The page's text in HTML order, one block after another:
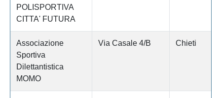
POLISPORTIVA
CITTA' FUTURA
Associazione
Sportiva
Dilettantistica
MOMO
Via Casale 4/B Chieti